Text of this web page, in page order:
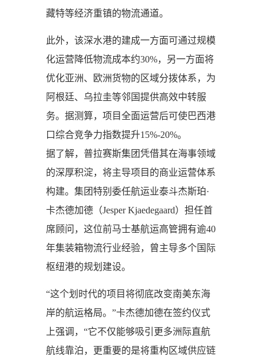
藏特等经济重镇的物流通道。
此外，该深水港的建成一方面可通过规模
化运营降低物流成本约30%，另一方面将
优化亚洲、欧洲货物的区域分拨体系，为
阿根廷、乌拉圭等邻国提供高效中转服
务。据测算，项目全面运营后可使巴西港
口综合竞争力指数提升15%-20%。
据了解，普拉赛斯集团凭借其在海事领域
的深厚积淀，将主导项目的商业运营体系
构建。集团特别委任航运业泰斗杰斯珀·
卡杰德加德（Jesper Kjaedegaard）担任首
席顾问，这位前马士基航运高管拥有逾40
年集装箱物流行业经验，曾主导多个国际
枢纽港的规划建设。
“这个划时代的项目将彻底改变南美东海
岸的航运格局。”卡杰德加德在签约仪式
上强调，“它不仅能够吸引更多洲际直航
航线靠泊，更重要的是将重构区域供应链